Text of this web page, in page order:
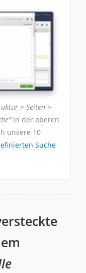
> Seiten >
in der oberen
unsere 10
Suche